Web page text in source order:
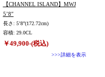
【CHANNEL ISLAND】MWJ
5’8″
長さ: 5’8”(172.72cm)
容積: 29.0CL
￥49,900-(税込)
>>>詳細を表示